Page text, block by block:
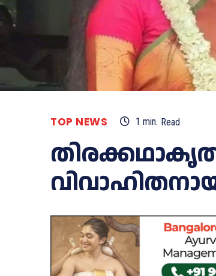
TOP NEWS 1 min. Read